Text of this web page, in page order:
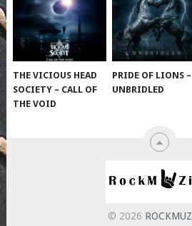
THE VICIOUS HEAD
SOCIETY – CALL OF
THE VOID
PRIDE OF LIONS –
UNBRIDLED
© 2026